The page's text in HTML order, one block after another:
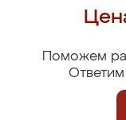
Поможем